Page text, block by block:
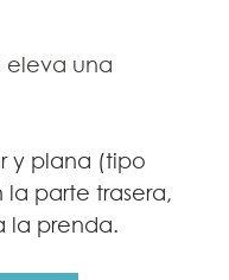
eleva una
y plana (tipo
parte trasera,
la prenda.